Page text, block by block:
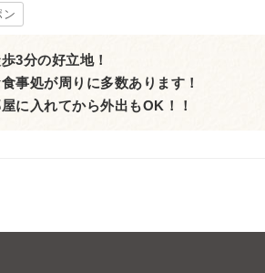
ン
3分の好立地！
事処が周りに多数あります！
に入れてから外出もOK！！